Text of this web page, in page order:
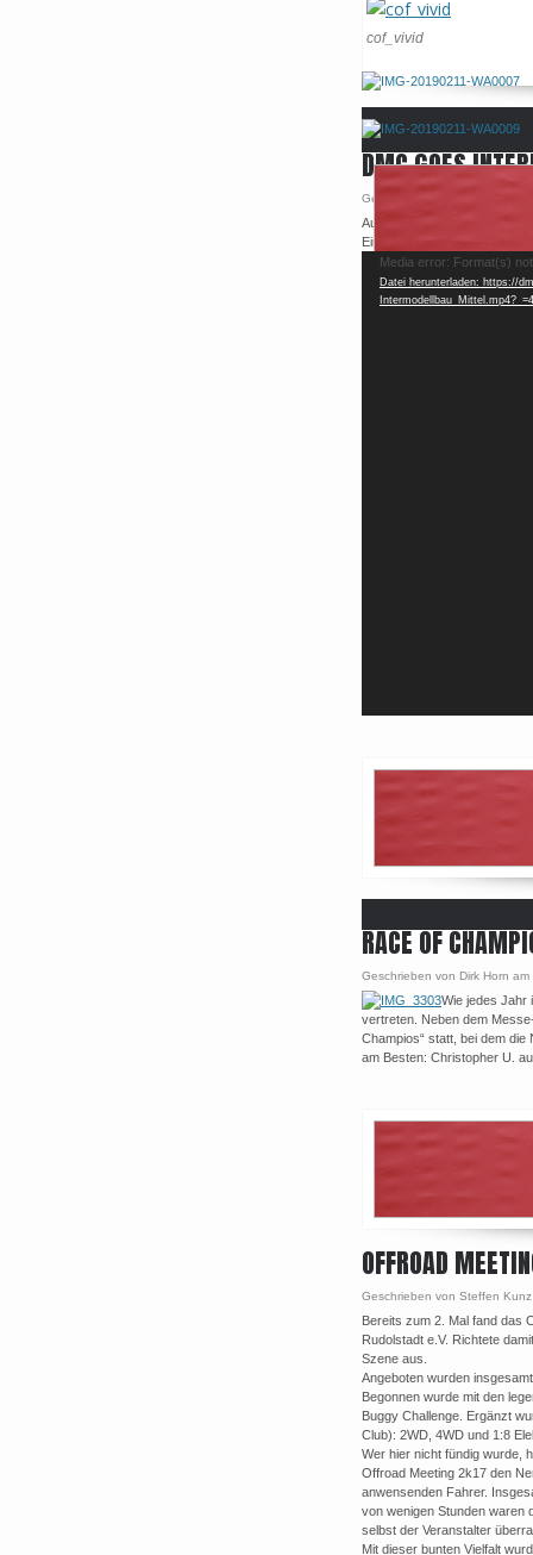
cof_vivid
DMC GOES
Geschrieben von Anke Müller
Auch in 2019 ist der DMC
Eindrücke aus 2018. Viel
Video-
Player
Media error: Format(s)
Datei herunterladen: https://
Intermodellbau_Mittel.mp4?_=4
RACE OF
Geschrieben von Dirk Horn
Wie jedes Jahr
vertreten. Neben dem
Champios“ statt, bei dem
am Besten: Christopher U.
OFFROAD
Geschrieben von Steffen
Bereits zum 2. Mal fand das
Rudolstadt e.V. Richtete
Szene aus.
Angeboten wurden
Begonnen wurde mit den
Buggy Challenge. Ergänzt
Club): 2WD, 4WD und 1:8
Wer hier nicht fündig wurde,
Offroad Meeting 2k17 den
anwensenden Fahrer.
von wenigen Stunden waren
selbst der Veranstalter
Mit dieser bunten Vielfalt